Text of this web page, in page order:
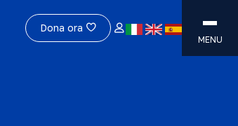
Dona ora
MENU